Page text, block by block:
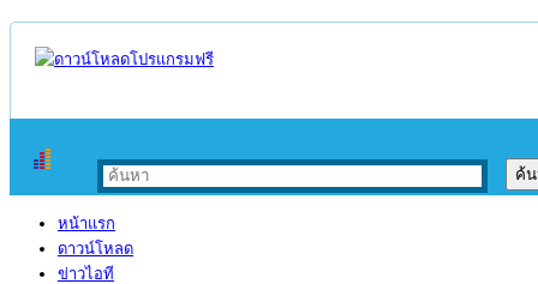
หน้าแรก
ดาวน์โหลด
ข่าวไอที